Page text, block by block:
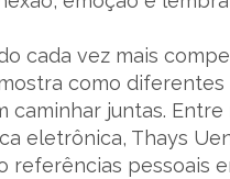
cada vez mais
como diferentes
caminhar juntas. Entre
eletrônica, Thays
referências pessoais